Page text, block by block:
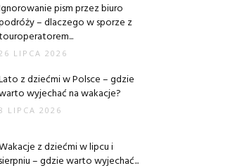
pism przez biuro
– dlaczego w sporze z
LIPCA 2026
z dziećmi w Polsce – gdzie
wyjechać na wakacje?
LIPCA 2026
z dziećmi w lipcu i
sierpniu – gdzie warto wyjechać...